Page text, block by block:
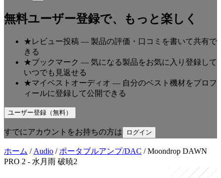
無料ユーザー登録で、もっと楽しく
★レビュー投稿 — 製品の評価・口コミを書いて共有で
きる
★ブックマーク — 気になる製品をお気に入り登録して
いつでも見返せる
★マイベストオーディオ — 自分のベスト機材をプロフ
ィールに登録して公開できる
ユーザー登録（無料）
すでにアカウントをお持ちの方は ログイン
ホーム / Audio / ポータブルアンプ/DAC /Moondrop DAWN
PRO 2 - 水月雨 破暁2